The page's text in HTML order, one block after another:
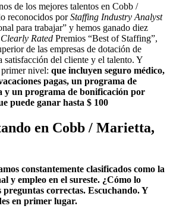
de los mejores talentos en Cobb /
reconocidos porStaffing Industry Analyst
para trabajar” y hemos ganado diez
Clearly Rated Premios “Best of Staffing”,
de las empresas de dotación de
satisfacción del cliente y el talento. Y
nivel: que incluyen seguro médico,
pagas, un programa de
y un programa de bonificación por
puede ganar hasta $ 100
en Cobb / Marietta,
constantemente clasificados como la
y empleo en el sureste. ¿Cómo lo
preguntas correctas. Escuchando. Y
en primer lugar.